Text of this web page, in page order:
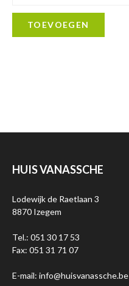
TOEVOEGEN
HUIS VANASSCHE
Lodewijk de Raetlaan 3
8870 Izegem
Tel.: 051 30 17 53
Fax: 051 31 71 07
E-mail: info@huisvanassche.be